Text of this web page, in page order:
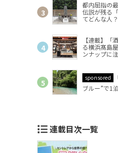
都内屈指の
伝説が残る
てどんな人？
【連載】「
る横浜髙島
ンナップに
sponsored
ブルー”で1
連載目次一覧